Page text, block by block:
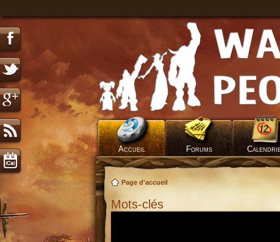
Accueil Forums
Page d'accueil
Mots-clés